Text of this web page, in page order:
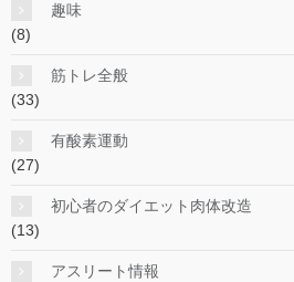
趣味
(8)
筋トレ全般
(33)
有酸素運動
(27)
初心者のダイエット肉体改造
(13)
アスリート情報